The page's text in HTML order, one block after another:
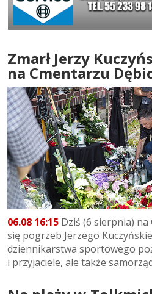
Zmarł Jerzy
na Cmentarzu
06.08 16:15 Dziś (6 sierpnia) na
się pogrzeb Jerzego
dziennikarstwa sportowego
i przyjaciele, ale także